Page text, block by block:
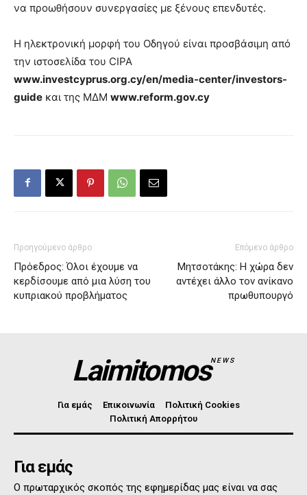
να προωθήσουν συνεργασίες με ξένους επενδυτές.
Η ηλεκτρονική μορφή του Οδηγού είναι προσβάσιμη από
την ιστοσελίδα του CIPA
www.investcyprus.org.cy/en/media-center/investors-
guide και της ΜΔΜ www.reform.gov.cy
Προηγούμενο άρθρο
Πρόεδρος: Όλοι έχουμε να
κερδίσουμε από μια λύση του
κυπριακού προβλήματος
Επόμενο άρθρο
Μητσοτάκης: Η χώρα δεν
αντέχει άλλο τον ανίκανο
πρωθυπουργό
LaimitomosNEWS
Για εμάς Επικοινωνία
Πολιτική Cookies
Πολιτική Απορρήτου
Για εμάς
Ο πρωταρχικός σκοπός της εφημερίδας μας είναι να σας